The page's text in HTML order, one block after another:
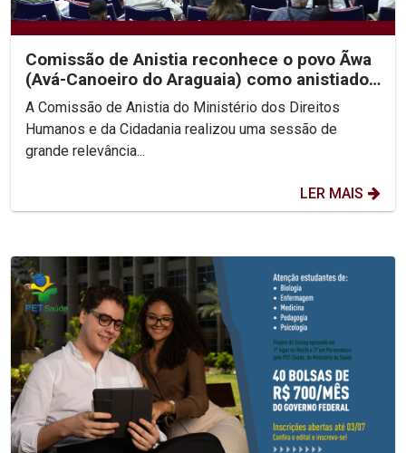
Comissão de Anistia reconhece o povo Ãwa
(Avá-Canoeiro do Araguaia) como anistiado
político coletivo
A Comissão de Anistia do Ministério dos Direitos
Humanos e da Cidadania realizou uma sessão de
grande relevância...
LER MAIS